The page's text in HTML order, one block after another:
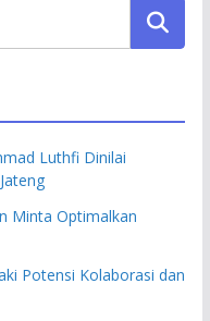
Luthfi Dinilai
Minta Optimalkan
Potensi Kolaborasi dan